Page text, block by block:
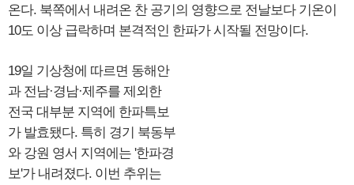
온다. 북쪽에서 내려온 찬 공기의 영향으로 전날보다 기온이
10도 이상 급락하며 본격적인 한파가 시작될 전망이다.
19일 기상청에 따르면 동해안
과 전남·경남·제주를 제외한
전국 대부분 지역에 한파특보
가 발효됐다. 특히 경기 북동부
와 강원 영서 지역에는 '한파경
보'가 내려졌다. 이번 추위는